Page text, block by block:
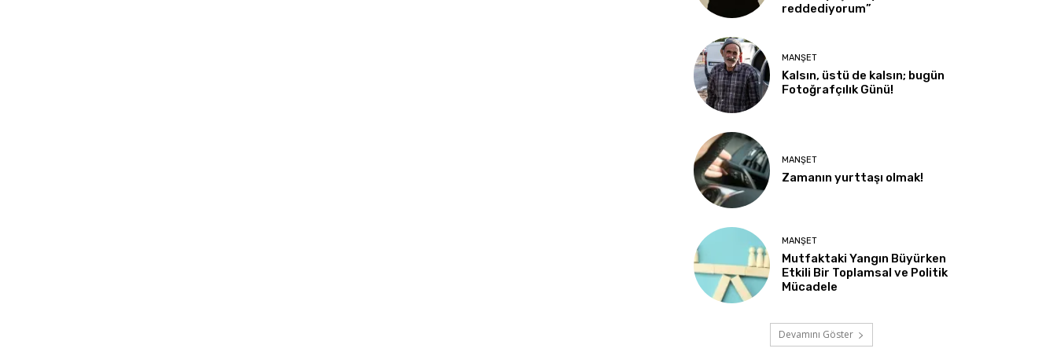
reddediyorum”
MANŞET
Kalsın, üstü de kalsın; bugün
Fotoğrafçılık Günü!
MANŞET
Zamanın yurttaşı olmak!
MANŞET
Mutfaktaki Yangın Büyürken
Etkili Bir Toplamsal ve Politik
Mücadele
Devamını Göster